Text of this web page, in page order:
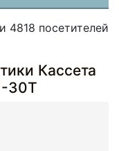
4818 посетителей
Кассета
30Т